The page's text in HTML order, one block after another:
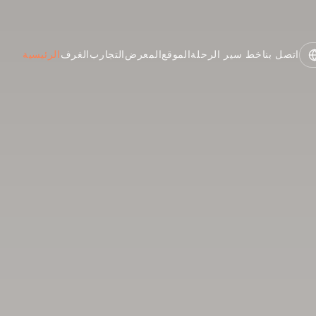
الرئيسية الغرف التجارب المعرض الموقع خط سير الرحلة اتصل بنا